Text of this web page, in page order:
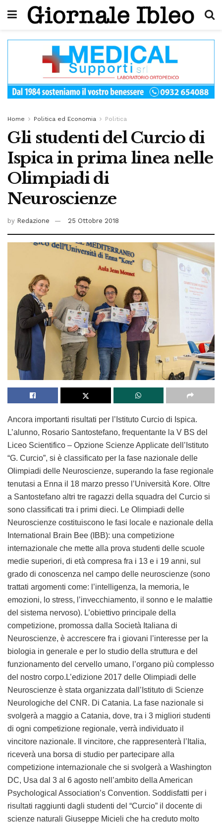
Home Politica ed Economia Politica
Gli studenti del Curcio di
Ispica in prima linea nelle
Olimpiadi di
Neuroscienze
by Redazione 25 Ottobre 2018
Ancora importanti risultati per l’Istituto Curcio di Ispica.
L’alunno, Rosario Santostefano, frequentante la V BS del
Liceo Scientifico – Opzione Scienze Applicate dell’Istituto
“G. Curcio”, si è classificato per la fase nazionale delle
Olimpiadi delle Neuroscienze, superando la fase regionale
tenutasi a Enna il 18 marzo presso l’Università Kore. Oltre
a Santostefano altri tre ragazzi della squadra del Curcio si
sono classificati tra i primi dieci. Le Olimpiadi delle
Neuroscienze costituiscono le fasi locale e nazionale della
International Brain Bee (IBB): una competizione
internazionale che mette alla prova studenti delle scuole
medie superiori, di età compresa fra i 13 e i 19 anni, sul
grado di conoscenza nel campo delle neuroscienze (sono
trattati argomenti come: l’intelligenza, la memoria, le
emozioni, lo stress, l’invecchiamento, il sonno e le malattie
del sistema nervoso). L’obiettivo principale della
competizione, promossa dalla Società Italiana di
Neuroscienze, è accrescere fra i giovani l’interesse per la
biologia in generale e per lo studio della struttura e del
funzionamento del cervello umano, l’organo più complesso
del nostro corpo.L’edizione 2017 delle Olimpiadi delle
Neuroscienze è stata organizzata dall’Istituto di Scienze
Neurologiche del CNR. Di Catania. La fase nazionale si
svolgerà a maggio a Catania, dove, tra i 3 migliori studenti
di ogni competizione regionale, verrà individuato il
vincitore nazionale. Il vincitore, che rappresenterà l’Italia,
riceverà una borsa di studio per partecipare alla
competizione internazionale che si svolgerà a Washington
DC, Usa dal 3 al 6 agosto nell’ambito della American
Psychological Association’s Convention. Soddisfatti per i
risultati raggiunti dagli studenti del “Curcio” il docente di
scienze naturali Giuseppe Micieli che ha creduto molto